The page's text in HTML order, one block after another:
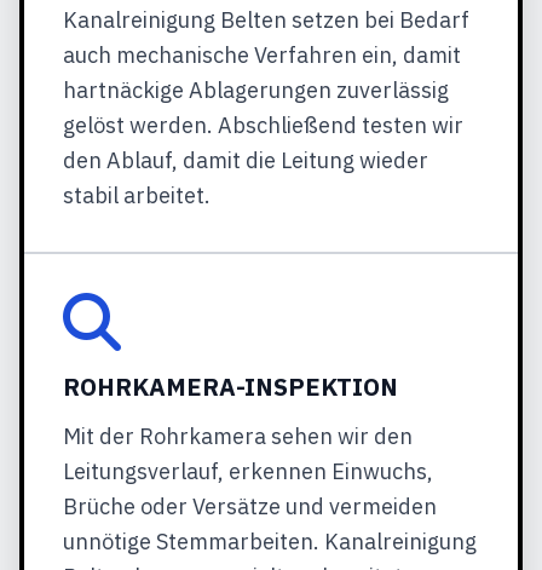
Kanalreinigung Belten setzen bei Bedarf
auch mechanische Verfahren ein, damit
hartnäckige Ablagerungen zuverlässig
gelöst werden. Abschließend testen wir
den Ablauf, damit die Leitung wieder
stabil arbeitet.
ROHRKAMERA-INSPEKTION
Mit der Rohrkamera sehen wir den
Leitungsverlauf, erkennen Einwuchs,
Brüche oder Versätze und vermeiden
unnötige Stemmarbeiten. Kanalreinigung